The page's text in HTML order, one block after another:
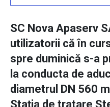
SC Nova Apaserv
utilizatorii că în
spre duminică s-a
la conducta de
diametrul DN 560
Stația de tratare